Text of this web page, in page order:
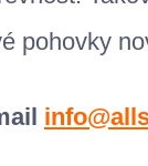
pohovky